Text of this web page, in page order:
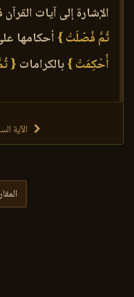
الإشارة إلى آيات
ثُمَّ فُصّلَتْ }أحكامها
أُحْكِمَتْ }بالكرامات {
الآية